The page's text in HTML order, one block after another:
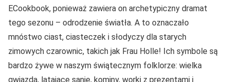
ECookbook, ponieważ zawiera on archetypiczny dramat
tego sezonu – odrodzenie światła. A to oznaczało
mnóstwo ciast, ciasteczek i słodyczy dla starych
zimowych czarownic, takich jak Frau Holle! Ich symbole są
bardzo żywe w naszym świątecznym folklorze: wielka
gwiazda, latające sanie, kominy, worki z prezentami i